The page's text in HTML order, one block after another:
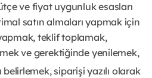
ve fiyat uygunluk esasları
satın almaları yapmak için
teklif toplamak,
ve gerektiğinde yenilemek,
belirlemek, siparişi yazılı olarak